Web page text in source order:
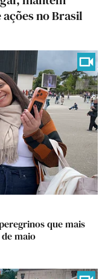
no Brasil
que mais
maio